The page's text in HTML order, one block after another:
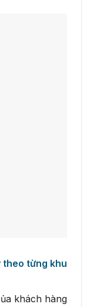
theo từng khu
khách hàng